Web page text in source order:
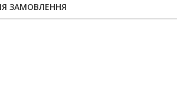
ЗАМОВЛЕННЯ